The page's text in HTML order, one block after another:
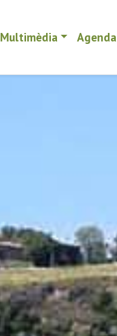
Multimèdia Agenda